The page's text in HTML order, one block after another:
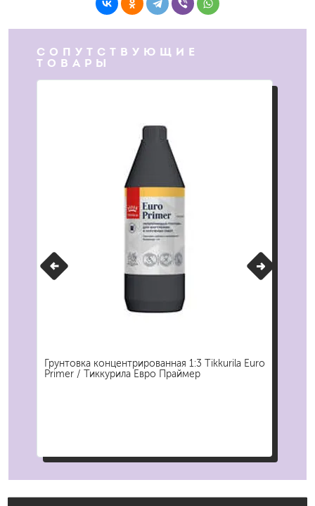
СОПУТСТВУЮЩИЕ
ТОВАРЫ
Грунтовка концентрированная 1:3 Tikkurila Euro
Primer / Тиккурила Евро Праймер